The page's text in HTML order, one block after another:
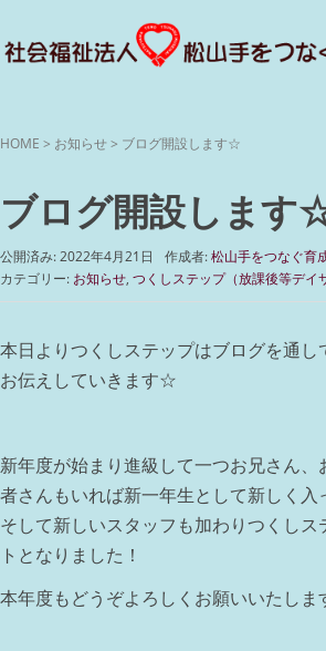
HOME > お知らせ> ブログ開設します☆
ブログ開設します
公開済み: 2022年4月21日 作成者:松山手をつなぐ育
カテゴリー: お知らせ, つくしステップ（放課後等デイ
本日よりつくしステップはブログを通し
お伝えしていきます☆
新年度が始まり進級して一つお兄さん
者さんもいれば新一年生として新しく入
そして新しいスタッフも加わりつくし
トとなりました！
本年度もどうぞよろしくお願いいたしま